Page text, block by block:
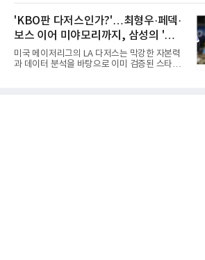
프로야구에서도 성공하며 한국 선수의 해외 진
출 가능성을 보여준 상징적인 존
거액을 벌었던 푸이그가 연방 사건 선고를 앞두
고 파산보호를 신청했다.푸이그는 최근 미국 플
로리다 파산 법원에 챕터11 파산보호 신청을 냈
다. 챕터11은 기업이나 개인이 채권자들과 협의
를 통해 재정 구조를 재편할 수 있도록 돕는 제도
다.미 매체들에 따르면 푸이그의 자산 규모는
1000만~5000만 달러(약 146억~730억 원), 부
'KBO판 다저스인가?'…최형우·페덱·
보스 이어 미야모리까지, 삼성의 '스펙
만렙' 승부수
미국 메이저리그의 LA 다저스는 막강한 자본력
과 데이터 분석을 바탕으로 이미 검증된 스타들